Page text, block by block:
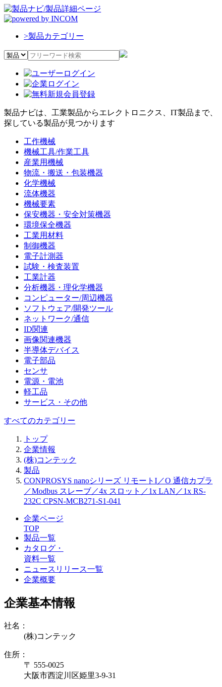
>製品カテゴリー
製品ナビは、工業製品からエレクトロニクス、IT製品まで、
探している製品が見つかります
工作機械
機械工具/作業工具
産業用機械
物流・搬送・包装機器
化学機械
流体機器
機械要素
保安機器・安全対策機器
環境保全機器
工業用材料
制御機器
電子計測器
試験・検査装置
工業計器
分析機器・理化学機器
コンピューター/周辺機器
ソフトウェア/開発ツール
ネットワーク/通信
ID関連
画像関連機器
半導体デバイス
電子部品
センサ
電源・電池
軽工品
サービス・その他
すべてのカテゴリー
トップ
企業情報
(株)コンテック
製品
CONPROSYS nanoシリーズ リモートI／O 通信カプラ
／Modbus スレーブ／4x スロット／1x LAN／1x RS-
232C CPSN-MCB271-S1-041
企業ページ
TOP
製品一覧
カタログ・
資料一覧
ニュースリリース一覧
企業概要
企業基本情報
社名：
(株)コンテック
住所：
〒 555-0025
大阪市西淀川区姫里3-9-31